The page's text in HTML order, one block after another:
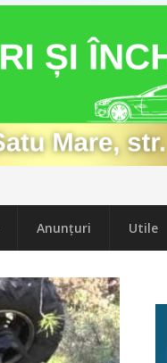
Anunțuri Utile